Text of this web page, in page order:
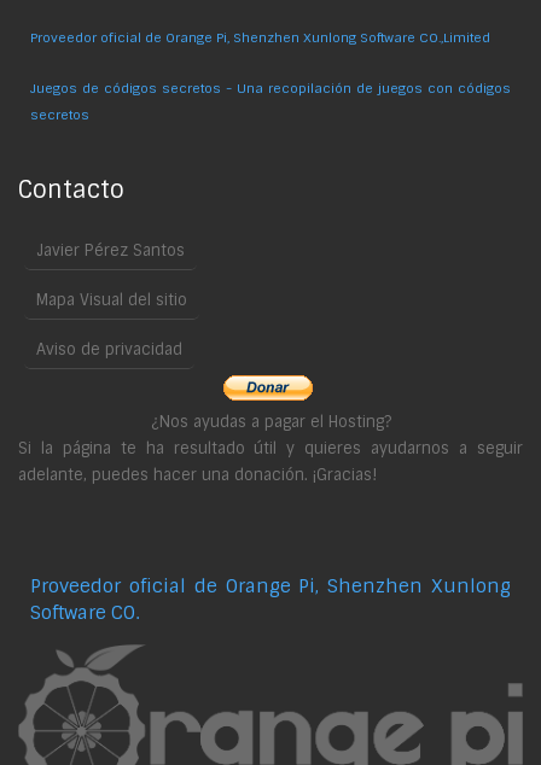
Proveedor oficial de Orange Pi, Shenzhen Xunlong Software CO.,Limited
Juegos de códigos secretos - Una recopilación de juegos con códigos
secretos
Contacto
Javier Pérez Santos
Mapa Visual del sitio
Aviso de privacidad
¿Nos ayudas a pagar el Hosting?
Si la página te ha resultado útil y quieres ayudarnos a seguir
adelante, puedes hacer una donación. ¡Gracias!
Proveedor oficial de Orange Pi, Shenzhen Xunlong
Software CO.